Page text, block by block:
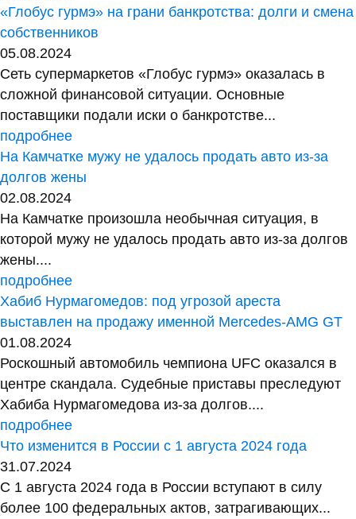
«Глобус гурмэ» на грани банкротства: долги и смена
собственников
05.08.2024
Сеть супермаркетов «Глобус гурмэ» оказалась в
сложной финансовой ситуации. Основные
поставщики подали иски о банкротстве...
подробнее
На Камчатке мужу не удалось продать авто из-за
долгов жены
02.08.2024
На Камчатке произошла необычная ситуация, в
которой мужу не удалось продать авто из-за долгов
жены....
подробнее
Хабиб Нурмагомедов: под угрозой ареста
выставлен на продажу именной Mercedes-AMG GT
01.08.2024
Роскошный автомобиль чемпиона UFC оказался в
центре скандала. Судебные приставы преследуют
Хабиба Нурмагомедова из-за долгов....
подробнее
Что изменится в России с 1 августа 2024 года
31.07.2024
С 1 августа 2024 года в России вступают в силу
более 100 федеральных актов, затрагивающих...